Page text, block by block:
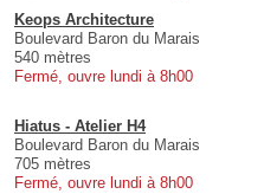
Keops Architecture
Boulevard Baron du Marais
540 mètres
Fermé, ouvre lundi à 8h00
Hiatus - Atelier H4
Boulevard Baron du Marais
705 mètres
Fermé, ouvre lundi à 8h00